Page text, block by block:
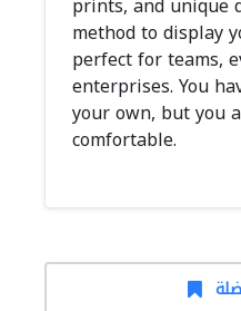
method to display
perfect for teams,
enterprises. You
your own, but you
comfortable.